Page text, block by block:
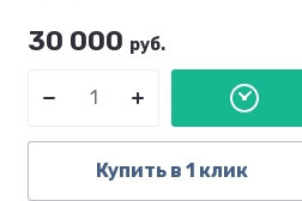
30 000 руб.
Купить в 1 клик